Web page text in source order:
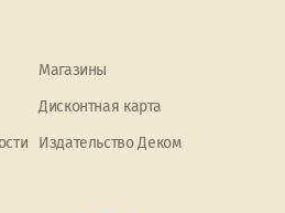
Магазины
Дисконтная карта
Издательство Деком